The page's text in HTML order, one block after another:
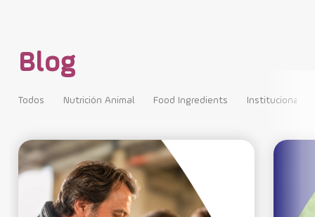
Blog
Todos Nutrición Animal Food Ingredients Institucional